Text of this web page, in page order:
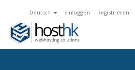
Deutsch Einloggen Registrieren